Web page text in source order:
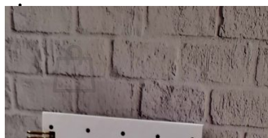
0
No hay productos en el carrito.
Volver a la tienda